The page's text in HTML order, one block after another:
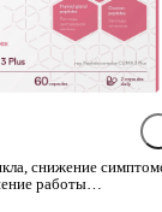
снижение
работы
системы.